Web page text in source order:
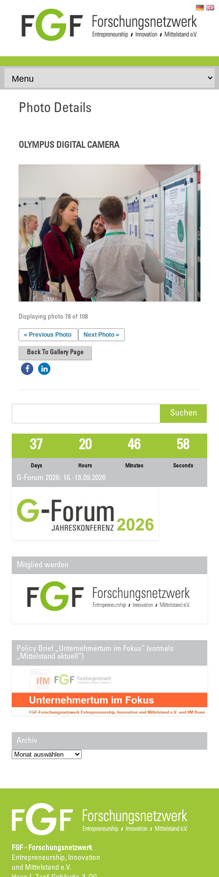
Skip to content
Photo Details
OLYMPUS DIGITAL CAMERA
Displaying photo 78 of 108
« Previous Photo Next Photo »
Back To Gallery Page
37
Days
20
Hours
46
Minutes
58
Seconds
G-Forum 2026: 16.-18.09.2026
Mitglied werden
Policy Brief „Unternehmertum im Fokus“ (vormals
„Mittelstand aktuell“)
Archiv
Archiv
FGF - Forschungsnetzwerk
Entrepreneurship, Innovation
und Mittelstand e.V.